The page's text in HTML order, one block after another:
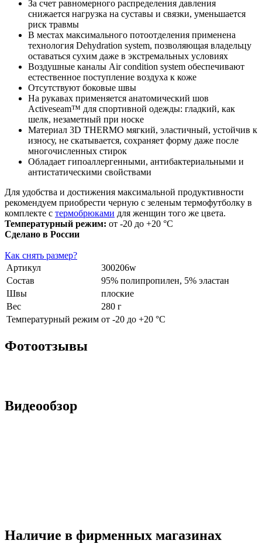
За счет равномерного распределения давления
снижается нагрузка на суставы и связки, уменьшается
риск травмы
В местах максимального потоотделения применена
технология Dehydration system, позволяющая владельцу
оставаться сухим даже в экстремальных условиях
Воздушные каналы Air condition system обеспечивают
естественное поступление воздуха к коже
Отсутствуют боковые швы
На рукавах применяется анатомический шов
Activeseam™ для спортивной одежды: гладкий, как
шелк, незаметный при носке
Материал 3D THERMO мягкий, эластичный, устойчив к
износу, не скатывается, сохраняет форму даже после
многочисленных стирок
Обладает гипоаллергенными, антибактериальными и
антистатическими свойствами
Для удобства и достижения максимальной продуктивности
рекомендуем приобрести черную с зеленым термофутболку в
комплекте с термобрюками для женщин того же цвета.
Температурный режим: от -20 до +20 °С
Сделано в России
Как снять размер?
Артикул
300206w
Состав
95% полипропилен, 5% эластан
Швы
плоские
Вес
280 г
Температурный режим от -20 до +20 °С
Фотоотзывы
Видеообзор
Наличие в фирменных магазинах